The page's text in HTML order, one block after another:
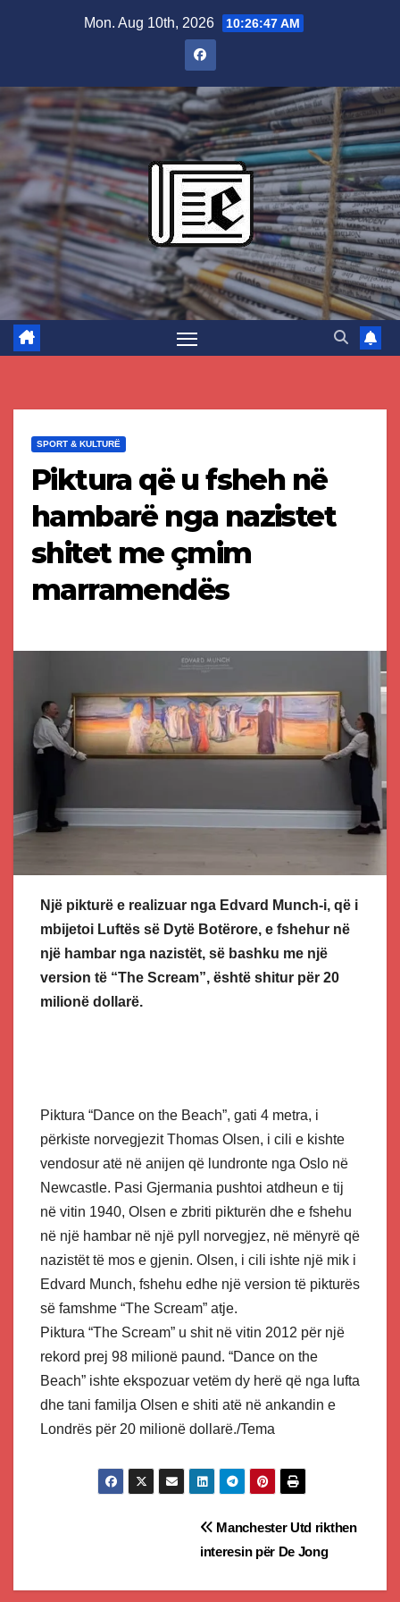
Mon. Aug 10th, 2026 10:26:48 AM
SPORT & KULTURË
Piktura që u fsheh në
hambarë nga nazistet
shitet me çmim
marramendës
Një pikturë e realizuar nga Edvard Munch-i, që i
mbijetoi Luftës së Dytë Botërore, e fshehur në
një hambar nga nazistët, së bashku me një
version të “The Scream”, është shitur për 20
milionë dollarë.
Piktura “Dance on the Beach”, gati 4 metra, i
përkiste norvegjezit Thomas Olsen, i cili e kishte
vendosur atë në anijen që lundronte nga Oslo në
Newcastle. Pasi Gjermania pushtoi atdheun e tij
në vitin 1940, Olsen e zbriti pikturën dhe e fshehu
në një hambar në një pyll norvegjez, në mënyrë që
nazistët të mos e gjenin. Olsen, i cili ishte një mik i
Edvard Munch, fshehu edhe një version të pikturës
së famshme “The Scream” atje.
Piktura “The Scream” u shit në vitin 2012 për një
rekord prej 98 milionë paund. “Dance on the
Beach” ishte ekspozuar vetëm dy herë që nga lufta
dhe tani familja Olsen e shiti atë në ankandin e
Londrës për 20 milionë dollarë./Tema
Manchester Utd rikthen
interesin për De Jong